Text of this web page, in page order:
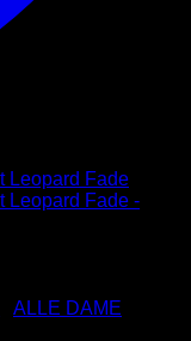
ALLE DAME